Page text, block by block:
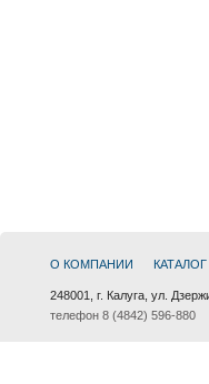
О КОМПАНИИ КАТАЛОГ
248001, г. Калуга, ул.
телефон 8 (4842) 596-880